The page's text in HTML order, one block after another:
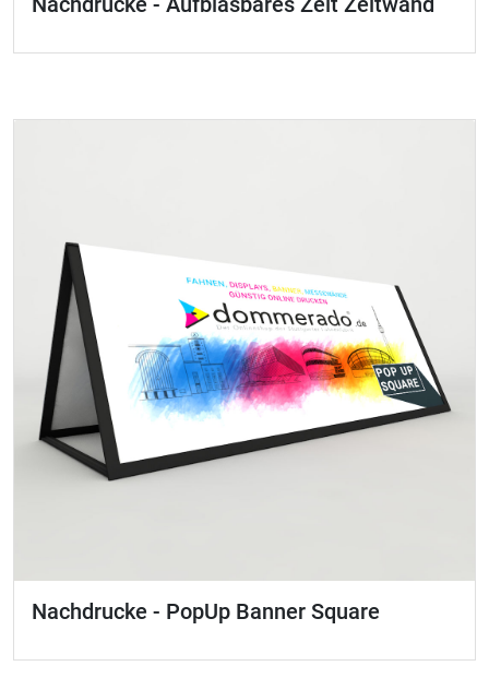
Nachdrucke - PopUp Banner Square